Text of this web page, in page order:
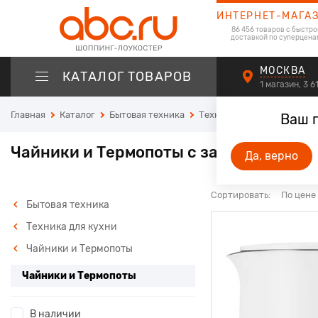
ИНТЕРНЕТ-
86 456 товаров с
доставкой по
КАТАЛОГ ТОВАРОВ
Ваш
Да, верно
МОСКВА
1 магазин, 3
Главная Каталог Бытовая техника Техника для кухни
Чайники и Термопоты с закрытой
Бытовая техника
Техника для кухни
Чайники и Термопоты
Чайники и Термопоты
В наличии
Сортировать: По цене